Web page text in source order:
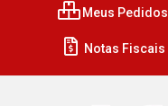
Meus Pedidos
Notas Fiscais